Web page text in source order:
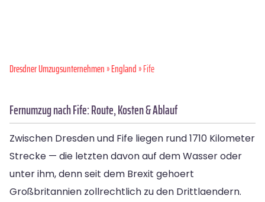
Dresdner Umzugsunternehmen»England» Fife
Fernumzug nach Fife: Route, Kosten & Ablauf
Zwischen Dresden und Fife liegen rund 1710 Kilometer
Strecke — die letzten davon auf dem Wasser oder
unter ihm, denn seit dem Brexit gehoert
Großbritannien zollrechtlich zu den Drittlaendern.